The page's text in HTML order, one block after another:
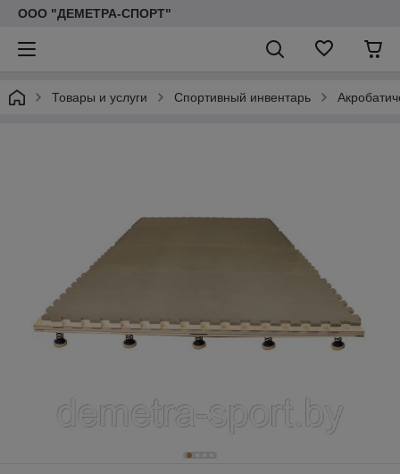
ООО "ДЕМЕТРА-СПОРТ"
Товары и услуги Спортивный инвентарь